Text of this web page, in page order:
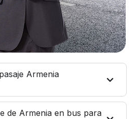
Armenia
de Armenia en bus para